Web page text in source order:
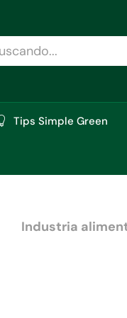
Tips Simple Green
Industria